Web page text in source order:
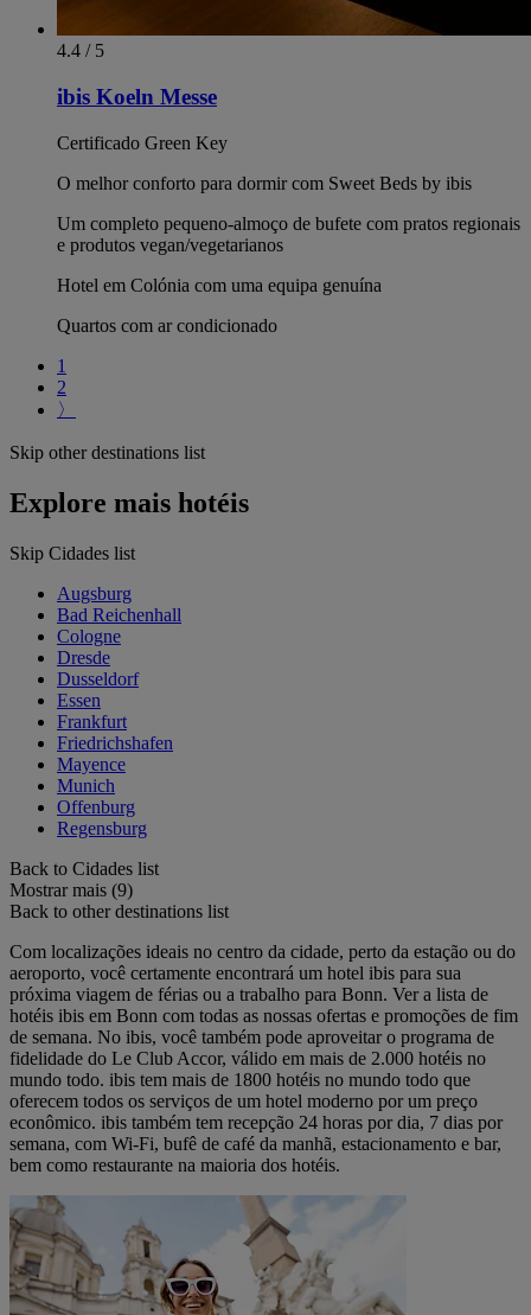
4.4 / 5
ibis Koeln Messe
Certificado Green Key
O melhor conforto para dormir com Sweet Beds by ibis
Um completo pequeno-almoço de bufete com pratos regionais
e produtos vegan/vegetarianos
Hotel em Colónia com uma equipa genuína
Quartos com ar condicionado
1
2
〉
Skip other destinations list
Explore mais hotéis
Skip Cidades list
Augsburg
Bad Reichenhall
Cologne
Dresde
Dusseldorf
Essen
Frankfurt
Friedrichshafen
Mayence
Munich
Offenburg
Regensburg
Back to Cidades list
Mostrar mais (9)
Back to other destinations list
Com localizações ideais no centro da cidade, perto da estação ou do
aeroporto, você certamente encontrará um hotel ibis para sua
próxima viagem de férias ou a trabalho para Bonn. Ver a lista de
hotéis ibis em Bonn com todas as nossas ofertas e promoções de fim
de semana. No ibis, você também pode aproveitar o programa de
fidelidade do Le Club Accor, válido em mais de 2.000 hotéis no
mundo todo. ibis tem mais de 1800 hotéis no mundo todo que
oferecem todos os serviços de um hotel moderno por um preço
econômico. ibis também tem recepção 24 horas por dia, 7 dias por
semana, com Wi-Fi, bufê de café da manhã, estacionamento e bar,
bem como restaurante na maioria dos hotéis.